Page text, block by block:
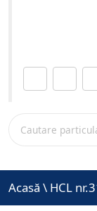
Acasă \ HCL